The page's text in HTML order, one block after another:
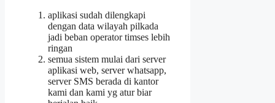
aplikasi sudah dilengkapi
dengan data wilayah pilkada
jadi beban operator timses lebih
ringan
semua sistem mulai dari server
aplikasi web, server whatsapp,
server SMS berada di kantor
kami dan kami yg atur biar